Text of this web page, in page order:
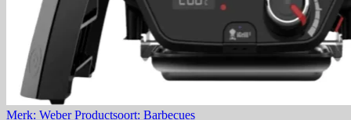
Merk: WeberProductsoort: Barbecues